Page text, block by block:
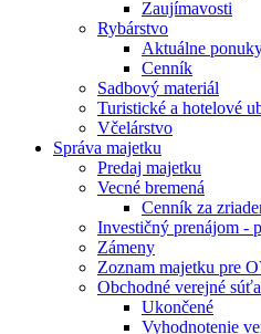
Zaujímavosti
Rybárstvo
Aktuálne
Cenník
Sadbový materiál
Turistické a hotelové
Včelárstvo
Správa majetku
Predaj majetku
Vecné bremená
Cenník za
Investičný prenájom -
Zámeny
Zoznam majetku pre
Obchodné verejné
Ukončené
Vyhodnotenie